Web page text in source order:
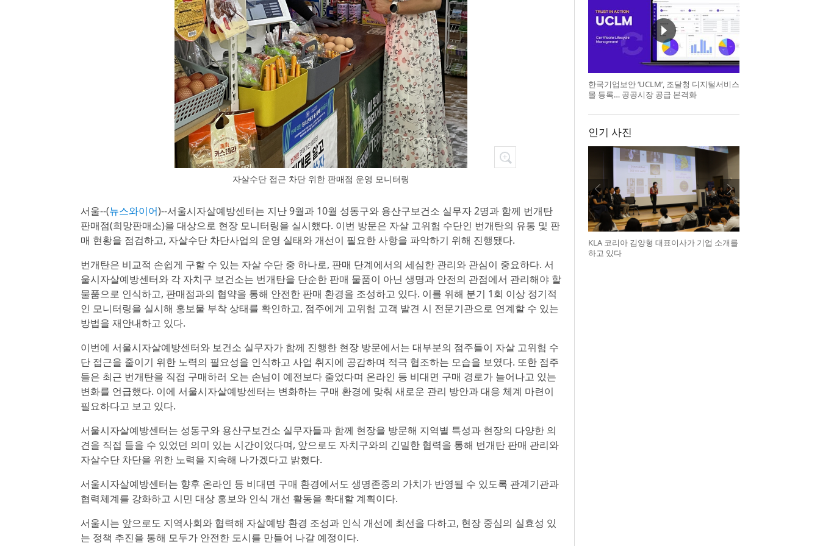
자살수단 접근 차단 위한 판매점 운영 모니터링
서울--(뉴스와이어)--서울시자살예방센터는 지난 9월과 10월 성동구와 용산구보건소 실무자 2명과 함께 번개탄
판매점(희망판매소)을 대상으로 현장 모니터링을 실시했다. 이번 방문은 자살 고위험 수단인 번개탄의 유통 및 판
매 현황을 점검하고, 자살수단 차단사업의 운영 실태와 개선이 필요한 사항을 파악하기 위해 진행됐다.
번개탄은 비교적 손쉽게 구할 수 있는 자살 수단 중 하나로, 판매 단계에서의 세심한 관리와 관심이 중요하다. 서
울시자살예방센터와 각 자치구 보건소는 번개탄을 단순한 판매 물품이 아닌 생명과 안전의 관점에서 관리해야 할
물품으로 인식하고, 판매점과의 협약을 통해 안전한 판매 환경을 조성하고 있다. 이를 위해 분기 1회 이상 정기적
인 모니터링을 실시해 홍보물 부착 상태를 확인하고, 점주에게 고위험 고객 발견 시 전문기관으로 연계할 수 있는
방법을 재안내하고 있다.
이번에 서울시자살예방센터와 보건소 실무자가 함께 진행한 현장 방문에서는 대부분의 점주들이 자살 고위험 수
단 접근을 줄이기 위한 노력의 필요성을 인식하고 사업 취지에 공감하며 적극 협조하는 모습을 보였다. 또한 점주
들은 최근 번개탄을 직접 구매하러 오는 손님이 예전보다 줄었다며 온라인 등 비대면 구매 경로가 늘어나고 있는
변화를 언급했다. 이에 서울시자살예방센터는 변화하는 구매 환경에 맞춰 새로운 관리 방안과 대응 체계 마련이
필요하다고 보고 있다.
서울시자살예방센터는 성동구와 용산구보건소 실무자들과 함께 현장을 방문해 지역별 특성과 현장의 다양한 의
견을 직접 들을 수 있었던 의미 있는 시간이었다며, 앞으로도 자치구와의 긴밀한 협력을 통해 번개탄 판매 관리와
자살수단 차단을 위한 노력을 지속해 나가겠다고 밝혔다.
서울시자살예방센터는 향후 온라인 등 비대면 구매 환경에서도 생명존중의 가치가 반영될 수 있도록 관계기관과
협력체계를 강화하고 시민 대상 홍보와 인식 개선 활동을 확대할 계획이다.
서울시는 앞으로도 지역사회와 협력해 자살예방 환경 조성과 인식 개선에 최선을 다하고, 현장 중심의 실효성 있
는 정책 추진을 통해 모두가 안전한 도시를 만들어 나갈 예정이다.
한국기업보안 ‘UCLM’, 조달청 디지털서비스
몰 등록… 공공시장 공급 본격화
인기 사진
KLA 코리아 김양형 대표이사가 기업 소개를
하고 있다